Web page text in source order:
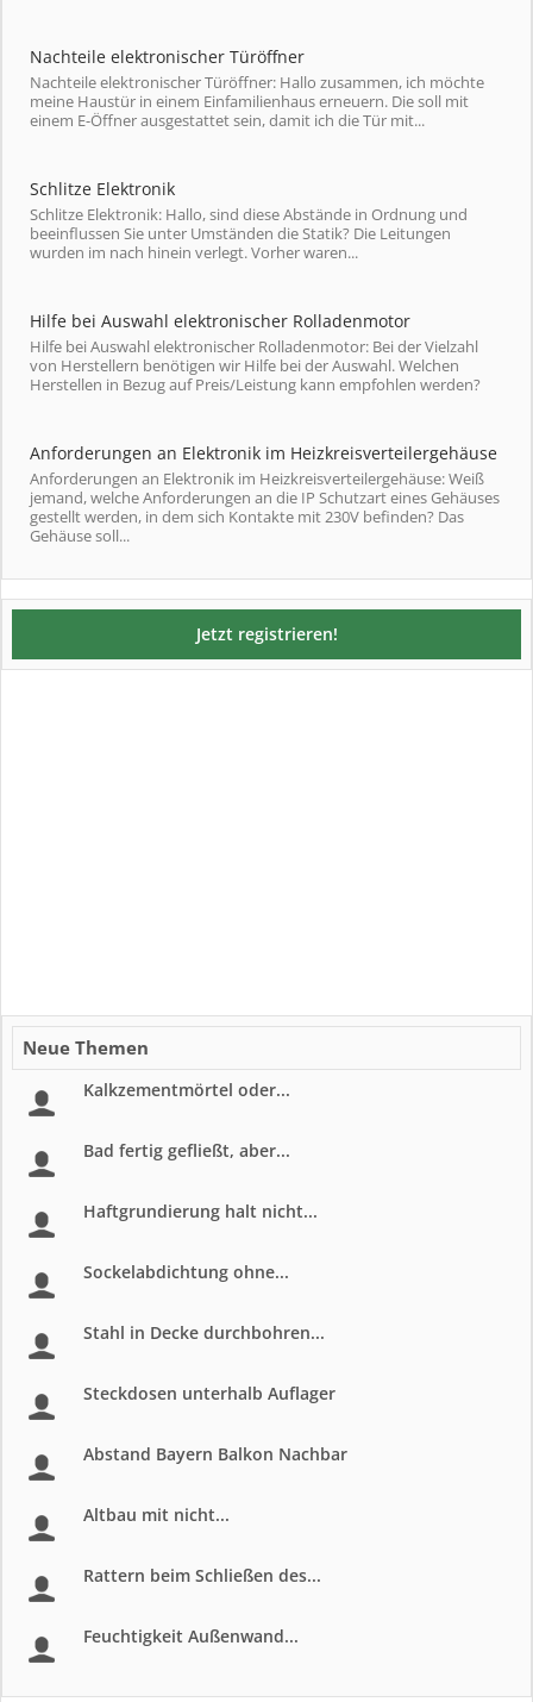
Nachteile elektronischer Türöffner
Nachteile elektronischer Türöffner: Hallo zusammen, ich möchte
meine Haustür in einem Einfamilienhaus erneuern. Die soll mit
einem E-Öffner ausgestattet sein, damit ich die Tür mit...
Schlitze Elektronik
Schlitze Elektronik: Hallo, sind diese Abstände in Ordnung und
beeinflussen Sie unter Umständen die Statik? Die Leitungen
wurden im nach hinein verlegt. Vorher waren...
Hilfe bei Auswahl elektronischer Rolladenmotor
Hilfe bei Auswahl elektronischer Rolladenmotor: Bei der Vielzahl
von Herstellern benötigen wir Hilfe bei der Auswahl. Welchen
Herstellen in Bezug auf Preis/Leistung kann empfohlen werden?
Anforderungen an Elektronik im Heizkreisverteilergehäuse
Anforderungen an Elektronik im Heizkreisverteilergehäuse: Weiß
jemand, welche Anforderungen an die IP Schutzart eines Gehäuses
gestellt werden, in dem sich Kontakte mit 230V befinden? Das
Gehäuse soll...
Jetzt registrieren!
Neue Themen
Kalkzementmörtel oder...
Bad fertig gefließt, aber...
Haftgrundierung halt nicht...
Sockelabdichtung ohne...
Stahl in Decke durchbohren...
Steckdosen unterhalb Auflager
Abstand Bayern Balkon Nachbar
Altbau mit nicht...
Rattern beim Schließen des...
Feuchtigkeit Außenwand...